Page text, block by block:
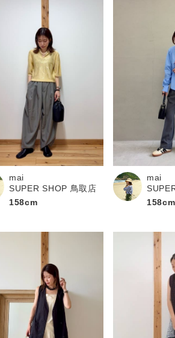
無料公式アプリダウン
在庫なし含む
mai
SUPER SHOP 鳥取店
158cm
mai
158cm